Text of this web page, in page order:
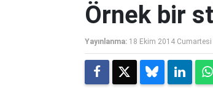
Örnek bir
Yayınlanma: 18 Ekim 2014